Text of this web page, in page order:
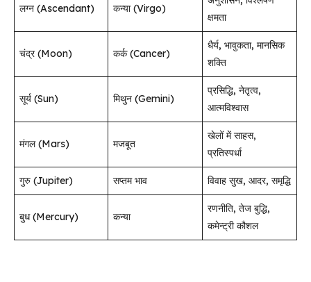
लग्न (Ascendant) कन्या (Virgo)
क्षमता
चंद्र (Moon) कर्क (Cancer)
धैर्य, भावुकता, मानसिक
शक्ति
सूर्य (Sun) मिथुन (Gemini)
प्रसिद्धि, नेतृत्व,
आत्मविश्वास
मंगल (Mars) मजबूत
खेलों में साहस,
प्रतिस्पर्धा
गुरु (Jupiter) सप्तम भाव विवाह सुख, आदर, समृद्धि
बुध (Mercury) कन्या
रणनीति, तेज बुद्धि,
कमेन्ट्री कौशल